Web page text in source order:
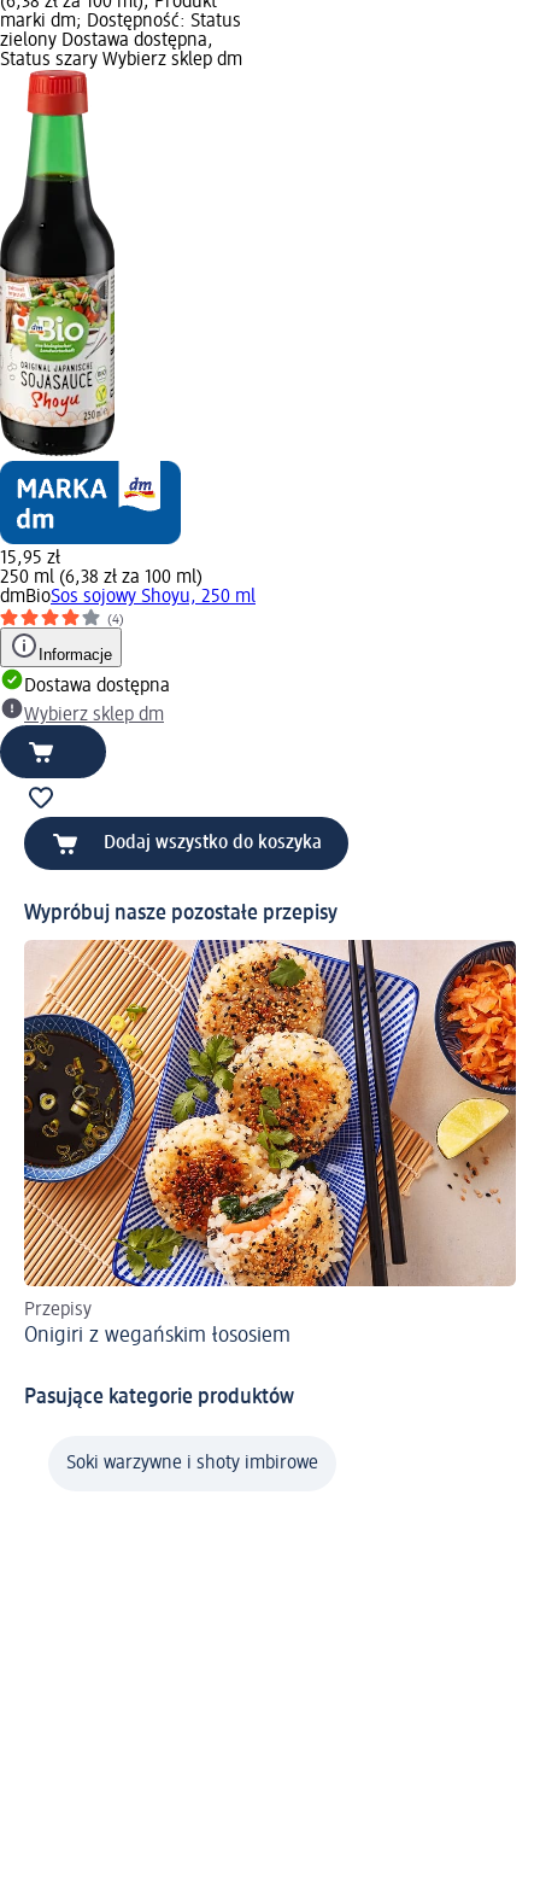
marki dm; Dostępność: Status
zielony Dostawa dostępna,
Status szary Wybierz sklep dm
15,95 zł
250 ml (6,38 zł za 100 ml)
dmBioSos sojowy Shoyu, 250 ml
(4)
Informacje
Dostawa dostępna
Wybierz sklep dm
Dodaj wszystko do koszyka
Wypróbuj nasze pozostałe przepisy
Przepisy
Onigiri z wegańskim łososiem
Pasujące kategorie produktów
Soki warzywne i shoty imbirowe